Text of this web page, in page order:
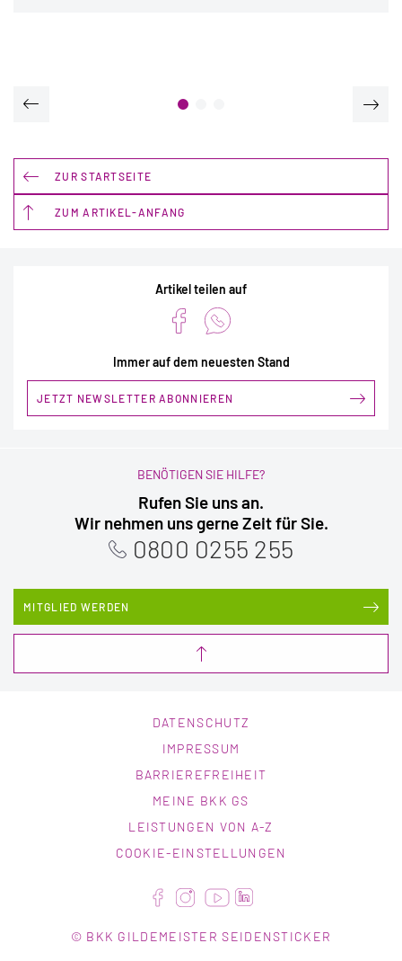
ZUR STARTSEITE
ZUM ARTIKEL-ANFANG
Artikel teilen auf
Immer auf dem neuesten Stand
JETZT NEWSLETTER ABONNIEREN
BENÖTIGEN SIE HILFE?
Rufen Sie uns an.
Wir nehmen uns gerne Zeit für Sie.
0800 0255 255
MITGLIED WERDEN
DATENSCHUTZ
IMPRESSUM
BARRIEREFREIHEIT
MEINE BKK GS
LEISTUNGEN VON A-Z
COOKIE-EINSTELLUNGEN
© BKK GILDEMEISTER SEIDENSTICKER